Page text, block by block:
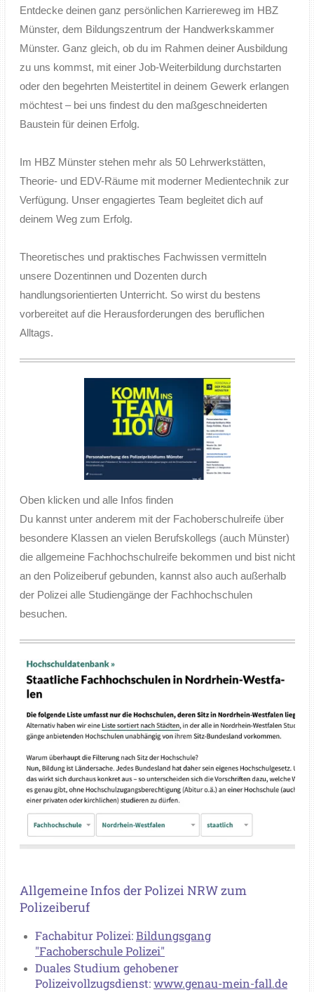
Entdecke deinen ganz persönlichen Karriereweg im HBZ
Münster, dem Bildungszentrum der Handwerkskammer
Münster. Ganz gleich, ob du im Rahmen deiner Ausbildung
zu uns kommst, mit einer Job-Weiterbildung durchstarten
oder den begehrten Meistertitel in deinem Gewerk erlangen
möchtest – bei uns findest du den maßgeschneiderten
Baustein für deinen Erfolg.
Im HBZ Münster stehen mehr als 50 Lehrwerkstätten,
Theorie- und EDV-Räume mit moderner Medientechnik zur
Verfügung. Unser engagiertes Team begleitet dich auf
deinem Weg zum Erfolg.
Theoretisches und praktisches Fachwissen vermitteln
unsere Dozentinnen und Dozenten durch
handlungsorientierten Unterricht. So wirst du bestens
vorbereitet auf die Herausforderungen des beruflichen
Alltags.
Oben klicken und alle Infos finden
Du kannst unter anderem mit der Fachoberschulreife über
besondere Klassen an vielen Berufskollegs (auch Münster)
die allgemeine Fachhochschulreife bekommen und bist nicht
an den Polizeiberuf gebunden, kannst also auch außerhalb
der Polizei alle Studiengänge der Fachhochschulen
besuchen.
Allgemeine Infos der Polizei NRW zum
Polizeiberuf
Fachabitur Polizei:Bildungsgang
"Fachoberschule Polizei"
Duales Studium gehobener
Polizeivollzugsdienst:www.genau-mein-fall.de